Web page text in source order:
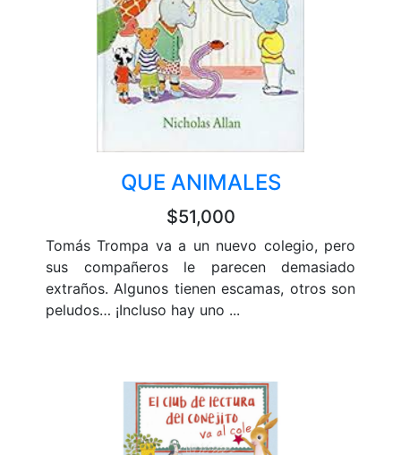
QUE ANIMALES
$51,000
Tomás Trompa va a un nuevo colegio, pero
sus compañeros le parecen demasiado
extraños. Algunos tienen escamas, otros son
peludos… ¡Incluso hay uno ...